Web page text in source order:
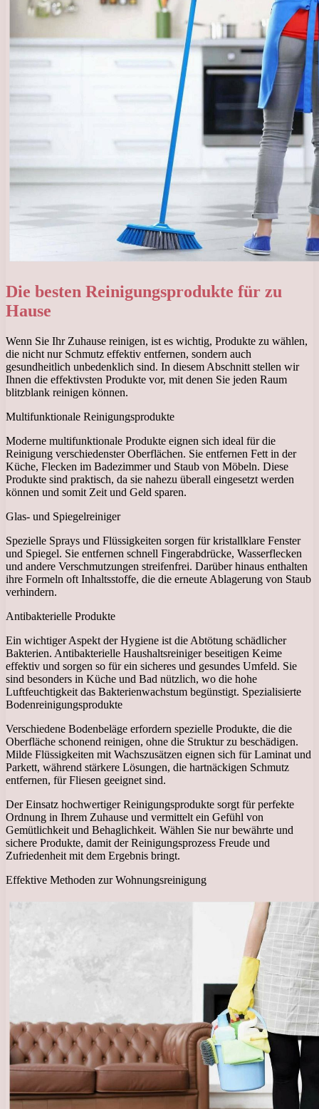
Die besten Reinigungsprodukte für zu
Hause
Wenn Sie Ihr Zuhause reinigen, ist es wichtig, Produkte zu wählen,
die nicht nur Schmutz effektiv entfernen, sondern auch
gesundheitlich unbedenklich sind. In diesem Abschnitt stellen wir
Ihnen die effektivsten Produkte vor, mit denen Sie jeden Raum
blitzblank reinigen können.
Multifunktionale Reinigungsprodukte
Moderne multifunktionale Produkte eignen sich ideal für die
Reinigung verschiedenster Oberflächen. Sie entfernen Fett in der
Küche, Flecken im Badezimmer und Staub von Möbeln. Diese
Produkte sind praktisch, da sie nahezu überall eingesetzt werden
können und somit Zeit und Geld sparen.
Glas- und Spiegelreiniger
Spezielle Sprays und Flüssigkeiten sorgen für kristallklare Fenster
und Spiegel. Sie entfernen schnell Fingerabdrücke, Wasserflecken
und andere Verschmutzungen streifenfrei. Darüber hinaus enthalten
ihre Formeln oft Inhaltsstoffe, die die erneute Ablagerung von Staub
verhindern.
Antibakterielle Produkte
Ein wichtiger Aspekt der Hygiene ist die Abtötung schädlicher
Bakterien. Antibakterielle Haushaltsreiniger beseitigen Keime
effektiv und sorgen so für ein sicheres und gesundes Umfeld. Sie
sind besonders in Küche und Bad nützlich, wo die hohe
Luftfeuchtigkeit das Bakterienwachstum begünstigt. Spezialisierte
Bodenreinigungsprodukte
Verschiedene Bodenbeläge erfordern spezielle Produkte, die die
Oberfläche schonend reinigen, ohne die Struktur zu beschädigen.
Milde Flüssigkeiten mit Wachszusätzen eignen sich für Laminat und
Parkett, während stärkere Lösungen, die hartnäckigen Schmutz
entfernen, für Fliesen geeignet sind.
Der Einsatz hochwertiger Reinigungsprodukte sorgt für perfekte
Ordnung in Ihrem Zuhause und vermittelt ein Gefühl von
Gemütlichkeit und Behaglichkeit. Wählen Sie nur bewährte und
sichere Produkte, damit der Reinigungsprozess Freude und
Zufriedenheit mit dem Ergebnis bringt.
Effektive Methoden zur Wohnungsreinigung